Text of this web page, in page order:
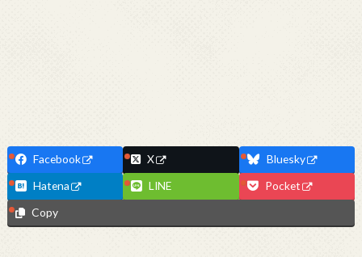
Facebook X
Bluesky
Hatena
LINE
Pocket
Copy